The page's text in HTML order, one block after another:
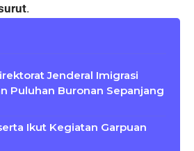
.
Jenderal Imigrasi
Puluhan Buronan Sepanjang
Ikut Kegiatan Garpuan